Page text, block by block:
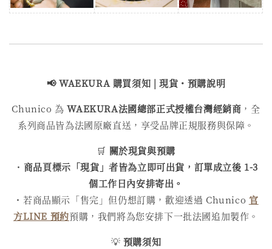
📢 WAEKURA 購買須知 | 現貨・預購說明
Chunico 為WAEKURA法國總部正式授權台灣經銷商 ，全
系列商品皆為法國原廠直送，享受品牌正規服務與保障。
🛒 關於現貨與預購
・ 商品頁標示「現貨」者皆為立即可出貨，訂單成立後 1-3
個工作日內安排寄出。
・若商品顯示「售完」但仍想訂購，歡迎透過 Chunico 官
方LINE 預約預購，我們將為您安排下一批法國追加製作。
💡 預購須知